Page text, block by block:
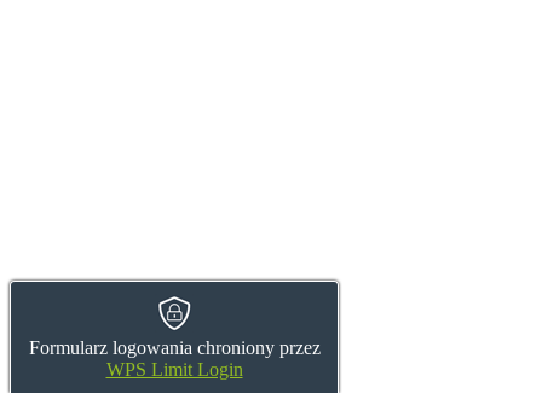
Formularz logowania chroniony przez
WPS Limit Login